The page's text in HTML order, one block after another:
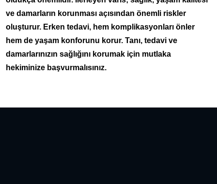
ve damarların korunması açısından önemli riskler
oluşturur. Erken tedavi, hem komplikasyonları önler
hem de yaşam konforunu korur. Tanı, tedavi ve
damarlarınızın sağlığını korumak için mutlaka
hekiminize başvurmalısınız.